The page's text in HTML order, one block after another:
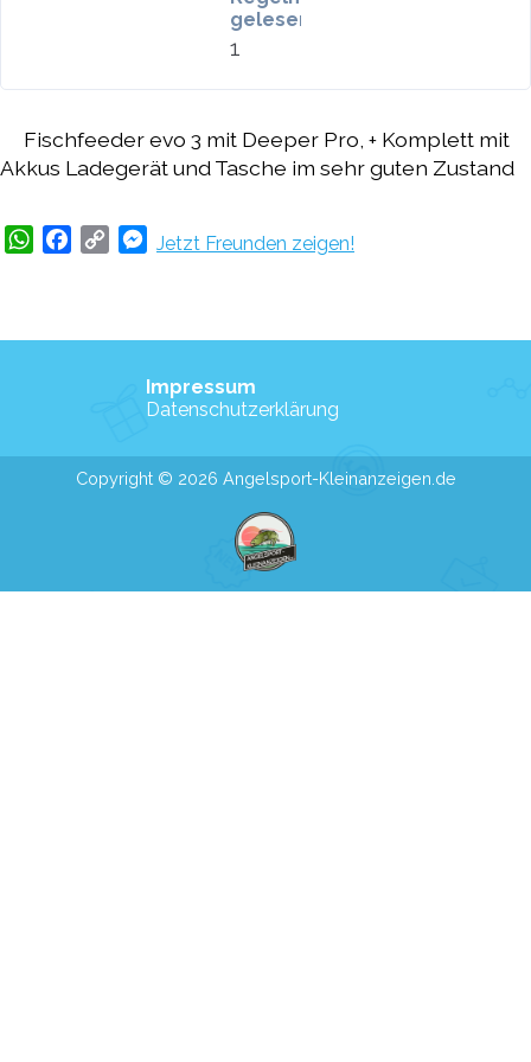
gelesen
1
Fischfeeder evo 3 mit Deeper Pro, + Komplett mit
Akkus Ladegerät und Tasche im sehr guten Zustand
WhatsApp
Facebook
Copy Messenger
Jetzt Freunden zeigen!
Impressum
Datenschutzerklärung
Copyright © 2026 Angelsport-Kleinanzeigen.de